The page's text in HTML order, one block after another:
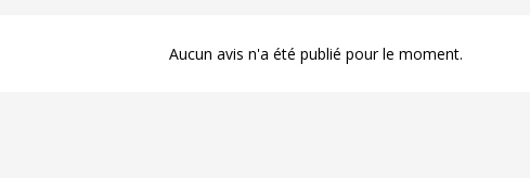
Aucun avis n'a été publié pour le moment.